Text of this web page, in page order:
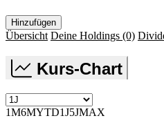
Hinzufügen
Übersicht Deine Holdings (0)
Kurs-Chart
1M6MYTD1J5JMAX